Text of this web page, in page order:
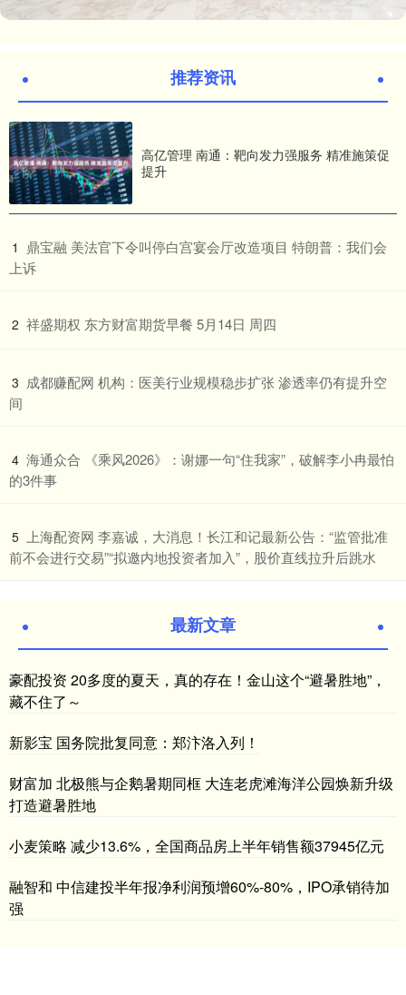
推荐资讯
高亿管理 南通：靶向发力强服务 精准施策促
提升
1 ​鼎宝融 美法官下令叫停白宫宴会厅改造项目 特朗普：我们会
上诉
2 ​祥盛期权 东方财富期货早餐 5月14日 周四
3 ​成都赚配网 机构：医美行业规模稳步扩张 渗透率仍有提升空
间
4 ​海通众合 《乘风2026》：谢娜一句“住我家”，破解李小冉最怕
的3件事
5
​上海配资网 李嘉诚，大消息！长江和记最新公告：“监管批准
前不会进行交易”“拟邀内地投资者加入”，股价直线拉升后跳水
最新文章
豪配投资 20多度的夏天，真的存在！金山这个“避暑胜地”，
藏不住了～
新影宝 国务院批复同意：郑汴洛入列！
财富加 北极熊与企鹅暑期同框 大连老虎滩海洋公园焕新升级
打造避暑胜地
小麦策略 减少13.6%，全国商品房上半年销售额37945亿元
融智和 中信建投半年报净利润预增60%-80%，IPO承销待加
强